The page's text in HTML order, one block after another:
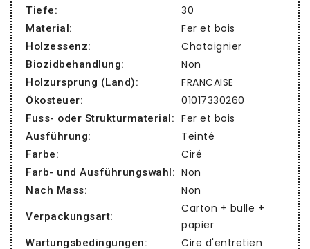
Tiefe: 30
Material: Fer et bois
Holzessenz: Chataignier
Biozidbehandlung: Non
Holzursprung (Land): FRANCAISE
Ökosteuer: 01017330260
Fuss- oder Strukturmaterial: Fer et bois
Ausführung: Teinté
Farbe: Ciré
Farb- und Ausführungswahl: Non
Nach Mass: Non
Verpackungsart:
Carton + bulle +
papier
Wartungsbedingungen: Cire d'entretien